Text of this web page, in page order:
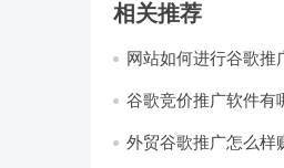
相关推荐
网站如何进行谷歌推
谷歌竞价推广软件有
外贸谷歌推广怎么样